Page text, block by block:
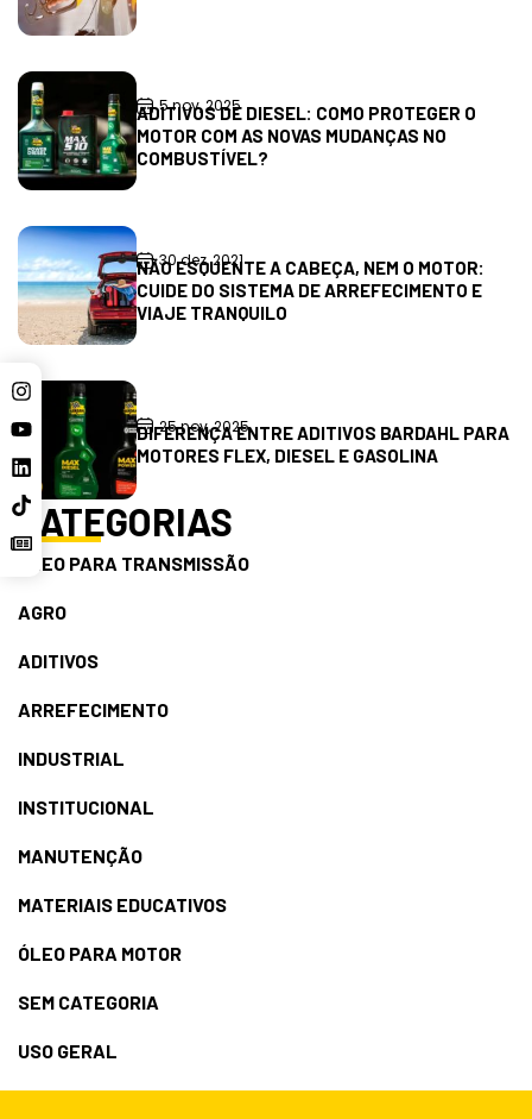
5 nov, 2025
ADITIVOS DE DIESEL: COMO PROTEGER O
MOTOR COM AS NOVAS MUDANÇAS NO
COMBUSTÍVEL?
30 dez, 2021
NÃO ESQUENTE A CABEÇA, NEM O MOTOR:
CUIDE DO SISTEMA DE ARREFECIMENTO E
VIAJE TRANQUILO
25 nov, 2025
DIFERENÇA ENTRE ADITIVOS BARDAHL PARA
MOTORES FLEX, DIESEL E GASOLINA
CATEGORIAS
ÓLEO PARA TRANSMISSÃO
AGRO
ADITIVOS
ARREFECIMENTO
INDUSTRIAL
INSTITUCIONAL
MANUTENÇÃO
MATERIAIS EDUCATIVOS
ÓLEO PARA MOTOR
SEM CATEGORIA
USO GERAL